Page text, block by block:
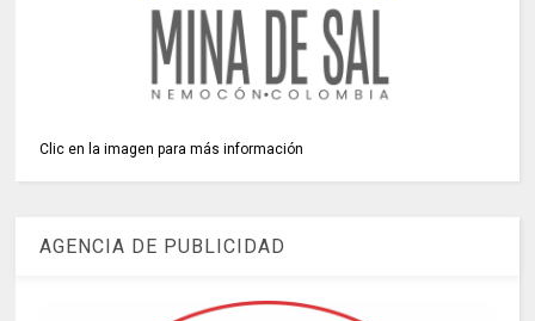
Clic en la imagen para más información
AGENCIA DE PUBLICIDAD